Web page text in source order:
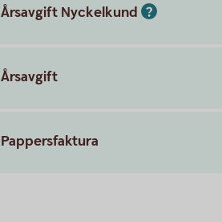
Årsavgift Nyckelkund
Årsavgift
Pappersfaktura